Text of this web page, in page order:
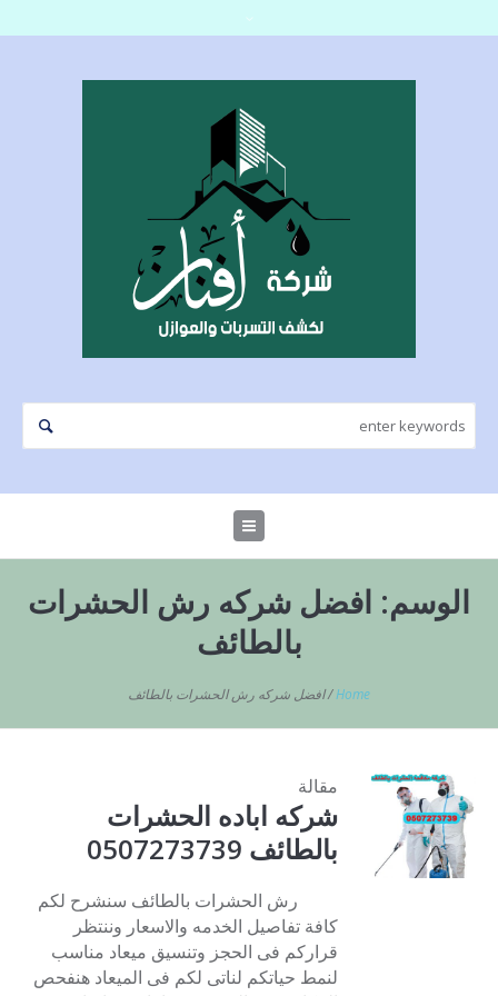
الوسم: افضل شركه رش الحشرات
بالطائف
Home
/افضل شركه رش الحشرات بالطائف
مقالة
شركه اباده الحشرات
بالطائف 0507273739
رش الحشرات بالطائف سنشرح لكم
كافة تفاصيل الخدمه والاسعار وننتظر
قراركم فى الحجز وتنسيق ميعاد مناسب
لنمط حياتكم لناتى لكم فى الميعاد هنفحص